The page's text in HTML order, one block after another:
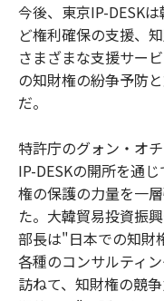
今後、東京IP-DESK
ど権利確保の支援、
さまざまな支援サー
の知財権の紛争予防
だ。
特許庁のグォン・オ
IP-DESKの開所を通
権の保護の力量を一
た。大韓貿易投資振
部長は"日本での知財
各種のコンサルティ
訪ねて、知財権の競